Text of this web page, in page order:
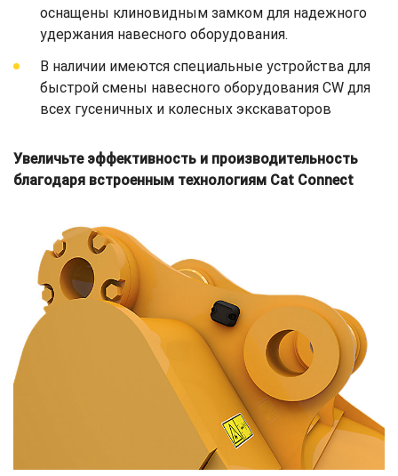
оснащены клиновидным замком для надежного
удержания навесного оборудования.
В наличии имеются специальные устройства для
быстрой смены навесного оборудования CW для
всех гусеничных и колесных экскаваторов
Увеличьте эффективность и производительность
благодаря встроенным технологиям Cat Connect